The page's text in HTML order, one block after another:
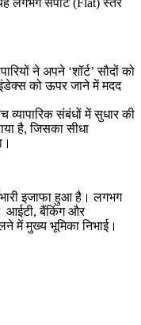
ने अपने ‘शॉर्ट’ सौदों को
को ऊपर जाने में मदद
व्यापारिक संबंधों में सुधार की
है, जिसका सीधा
इजाफा हुआ है। लगभग
आईटी, बैंकिंग और
में मुख्य भूमिका निभाई।